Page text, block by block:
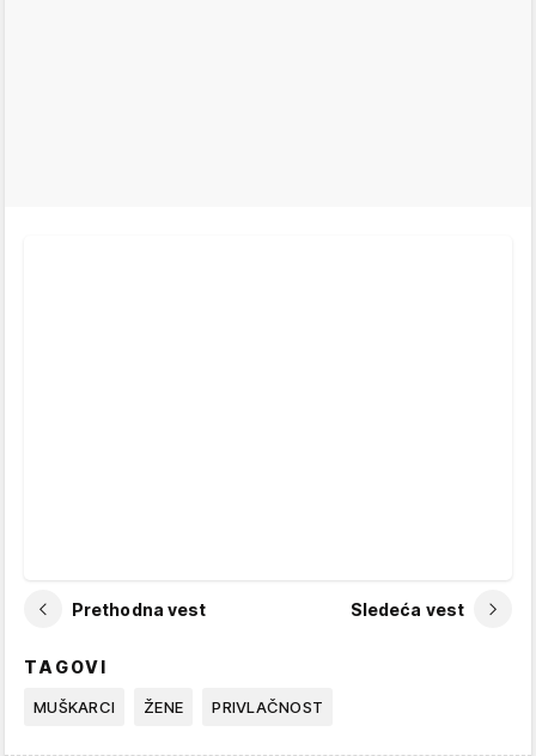
Prethodna vest Sledeća vest
TAGOVI
MUŠKARCI ŽENE PRIVLAČNOST